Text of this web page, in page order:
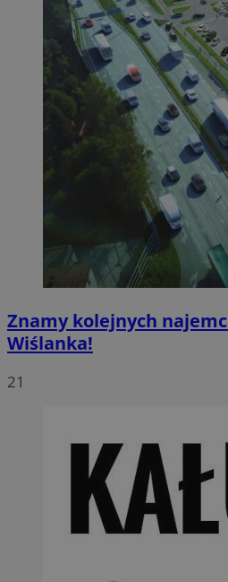
Znamy kolejnych
Wiślanka!
21